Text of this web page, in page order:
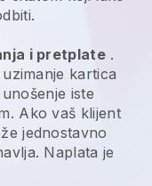
i pretplate .
kartica
iste
Ako vaš klijent
jednostavno
Naplata je